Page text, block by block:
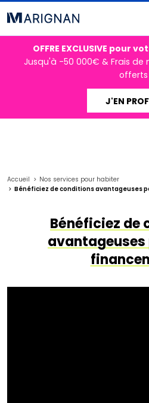
OFFRE EXCLUSIVE pour
Jusqu'à -50 000€ & Frais
offerts
J'EN
Accueil
Nos services pour habiter
Bénéficiez de conditions avantageuses
Bénéficiez de